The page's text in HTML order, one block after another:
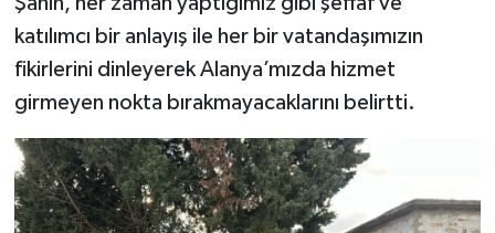
katılımcı bir anlayış ile her bir vatandaşımızın
fikirlerini dinleyerek Alanya’mızda hizmet
girmeyen nokta bırakmayacaklarını belirtti.